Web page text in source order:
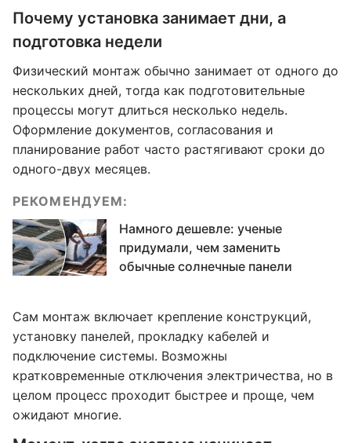
Почему установка занимает дни, а
подготовка недели
Физический монтаж обычно занимает от одного до
нескольких дней, тогда как подготовительные
процессы могут длиться несколько недель.
Оформление документов, согласования и
планирование работ часто растягивают сроки до
одного-двух месяцев.
РЕКОМЕНДУЕМ:
Намного дешевле: ученые
придумали, чем заменить
обычные солнечные панели
Сам монтаж включает крепление конструкций,
установку панелей, прокладку кабелей и
подключение системы. Возможны
кратковременные отключения электричества, но в
целом процесс проходит быстрее и проще, чем
ожидают многие.